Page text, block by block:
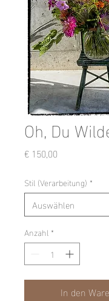
Oh, Du
€ 150,00
Stil (Verarbeitung) *
Anzahl *
In den